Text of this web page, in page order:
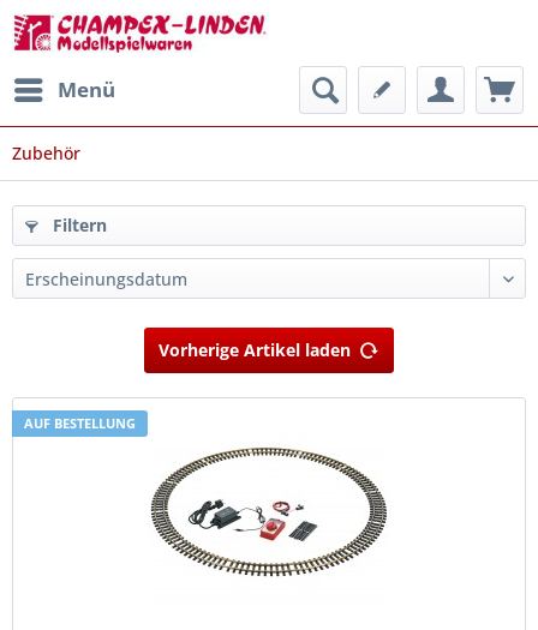
Menü
Zubehör
Filtern
Vorherige Artikel laden
AUF BESTELLUNG